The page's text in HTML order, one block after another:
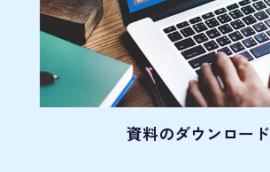
資料のダウンロード